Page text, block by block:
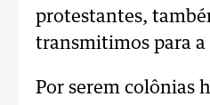
protestantes,
transmitimos para
Por serem colônias